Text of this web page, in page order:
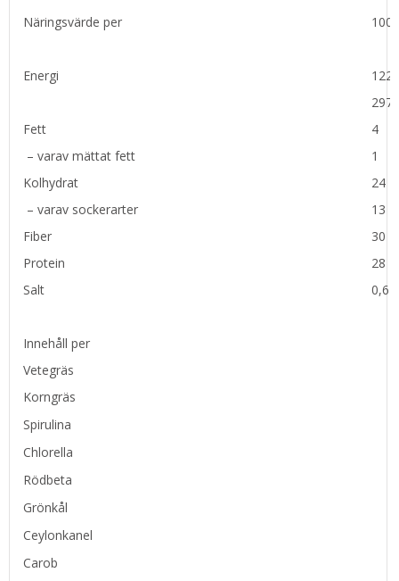
Näringsvärde per
100
Energi
1227
297
Fett
4
– varav mättat fett
1
Kolhydrat
24
– varav sockerarter
13
Fiber
30
Protein
28
Salt
0,6
Innehåll per
Vetegräs
Korngräs
Spirulina
Chlorella
Rödbeta
Grönkål
Ceylonkanel
Carob